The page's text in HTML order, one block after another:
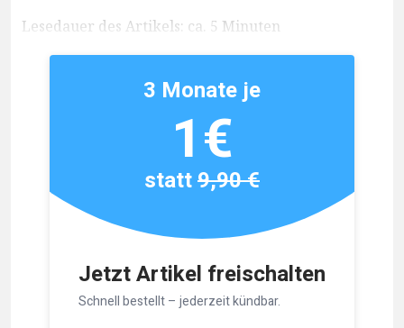
Lesedauer des Artikels: ca. 5 Minuten
Jetzt Artikel freischalten
Schnell bestellt – jederzeit kündbar.
3 Monate je
1€
statt9,90 €